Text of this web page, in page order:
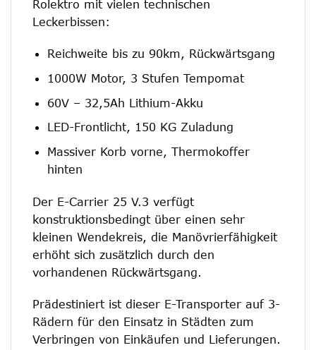
Rolektro mit vielen technischen
Leckerbissen:
Reichweite bis zu 90km, Rückwärtsgang
1000W Motor, 3 Stufen Tempomat
60V – 32,5Ah Lithium-Akku
LED-Frontlicht, 150 KG Zuladung
Massiver Korb vorne, Thermokoffer
hinten
Der E-Carrier 25 V.3 verfügt
konstruktionsbedingt über einen sehr
kleinen Wendekreis, die Manövrierfähigkeit
erhöht sich zusätzlich durch den
vorhandenen Rückwärtsgang.
Prädestiniert ist dieser E-Transporter auf 3-
Rädern für den Einsatz in Städten zum
Verbringen von Einkäufen und Lieferungen.